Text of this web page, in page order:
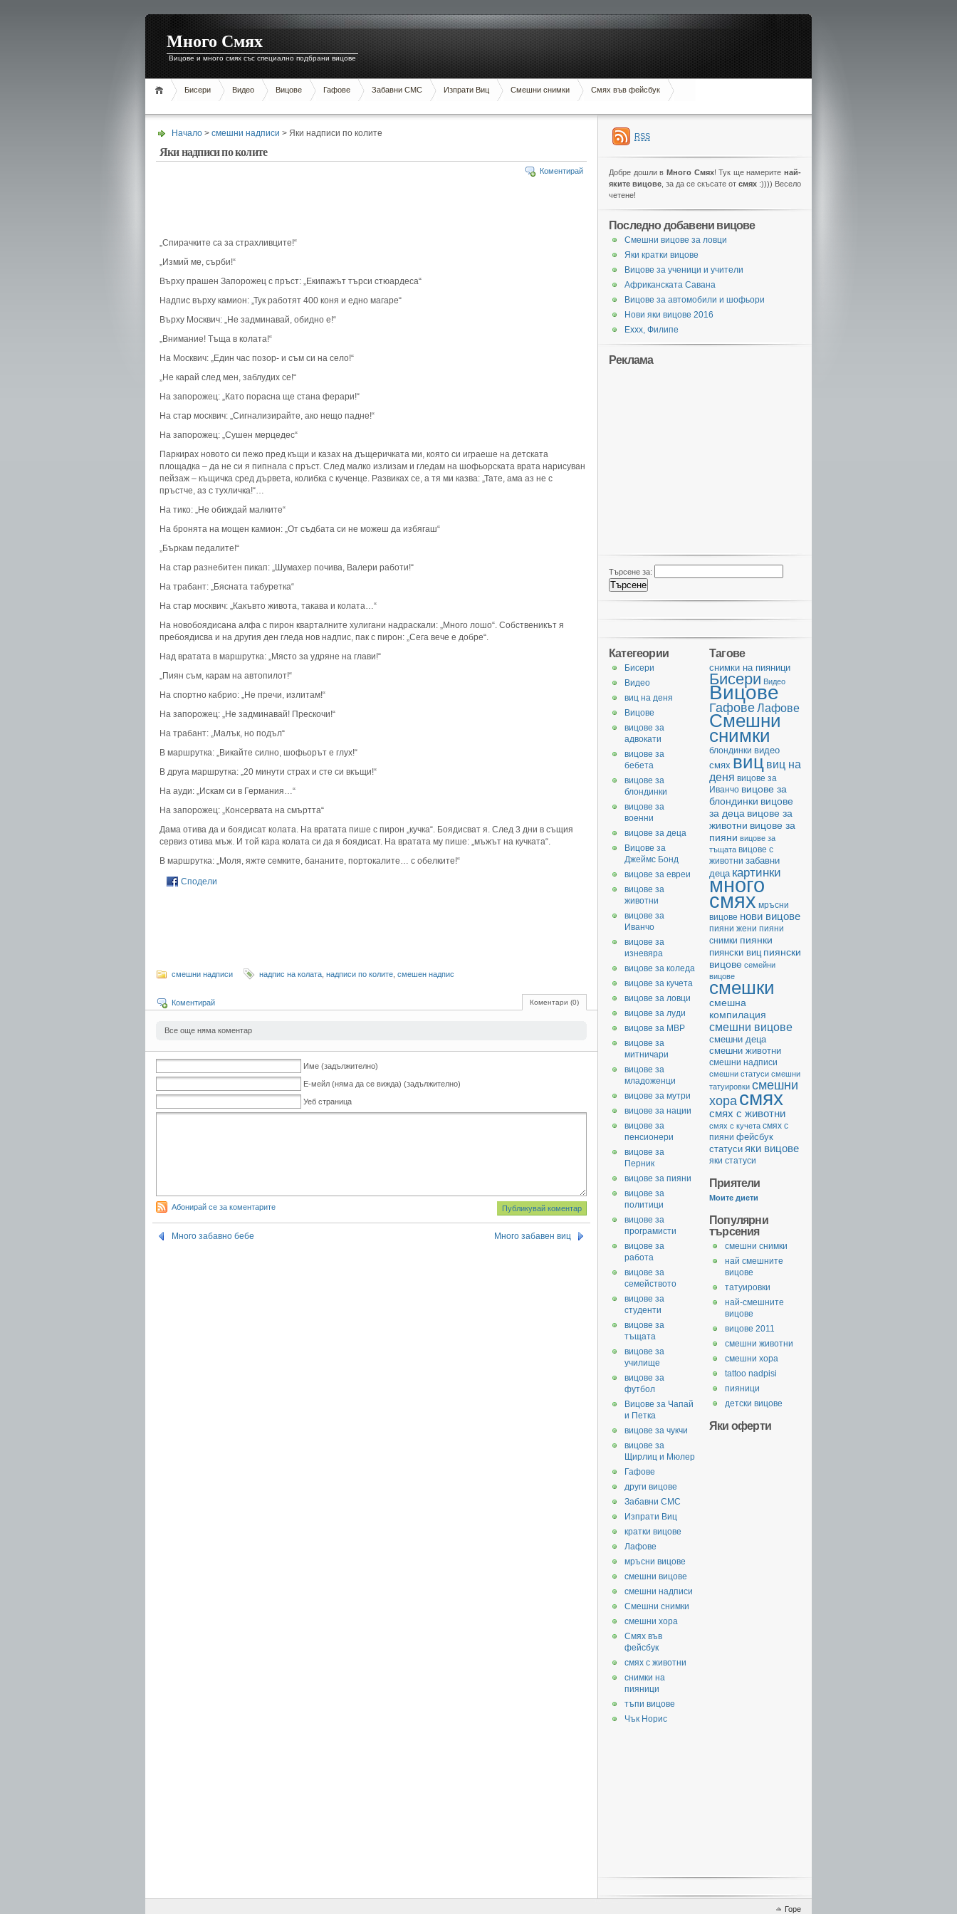
Много Смях
Вицове и много смях със специално подбрани вицове
Бисери Видео Вицове Гафове Забавни СМС Изпрати Виц Смешни снимки Смях във фейсбук
Начало > смешни надписи > Яки надписи по колите
Яки надписи по колите
Коментирай
„Спирачките са за страхливците!“
„Измий ме, сърби!“
Върху прашен Запорожец с пръст: „Екипажът търси стюардеса“
Надпис върху камион: „Тук работят 400 коня и едно магаре“
Върху Москвич: „Не задминавай, обидно е!“
„Внимание! Тъща в колата!“
На Москвич: „Един час позор- и съм си на село!“
„Не карай след мен, заблудих се!“
На запорожец: „Като порасна ще стана ферари!“
На стар москвич: „Сигнализирайте, ако нещо падне!“
На запорожец: „Сушен мерцедес“
Паркирах новото си пежо пред къщи и казах на дъщеричката ми, която си играеше на детската
площадка – да не си я пипнала с пръст. След малко излизам и гледам на шофьорската врата нарисуван
пейзаж – къщичка сред дървета, колибка с кученце. Развиках се, а тя ми казва: „Тате, ама аз не с
пръстче, аз с тухличка!“…
На тико: „Не обиждай малките“
На бронята на мощен камион: „От съдбата си не можеш да избягаш“
„Бъркам педалите!“
На стар разнебитен пикап: „Шумахер почива, Валери работи!“
На трабант: „Бясната табуретка“
На стар москвич: „Какъвто живота, такава и колата…“
На новобоядисана алфа с пирон кварталните хулигани надраскали: „Много лошо“. Собственикът я
пребоядисва и на другия ден гледа нов надпис, пак с пирон: „Сега вече е добре“.
Над вратата в маршрутка: „Място за удряне на глави!“
„Пиян съм, карам на автопилот!“
На спортно кабрио: „Не пречи, излитам!“
На запорожец: „Не задминавай! Прескочи!“
На трабант: „Малък, но подъл“
В маршрутка: „Викайте силно, шофьорът е глух!“
В друга маршрутка: „20 минути страх и сте си вкъщи!“
На ауди: „Искам си в Германия…“
На запорожец: „Консервата на смъртта“
Дама отива да и боядисат колата. На вратата пише с пирон „кучка“. Боядисват я. След 3 дни в същия
сервиз отива мъж. И той кара колата си да я боядисат. На вратата му пише: „мъжът на кучката“.
В маршрутка: „Моля, яжте семките, бананите, портокалите… с обелките!“
Сподели
смешни надписи надпис на колата надписи по колите смешен надпис
Коментари (0)
Коментирай
Все още няма коментар
Име (задължително)
Е-мейл (няма да се вижда) (задължително)
Уеб страница
Абонирай се за коментарите
Много забавно бебе Много забавен виц
RSS
Добре дошли в Много Смях! Тук ще намерите най-
яките вицове , за да се скъсате от смях :)))) Весело
четене!
Последно добавени вицове
Смешни вицове за ловци
Яки кратки вицове
Вицове за ученици и учители
Африканската Савана
Вицове за автомобили и шофьори
Нови яки вицове 2016
Еххх, Филипе
Реклама
Търсене за:
Тагове
cнимки на пияници
Бисери Видео
Вицове
ГафовеЛафове
Смешни
снимки
блондинки видео
смях виц виц на
деня вицове за
Иванчо вицове за
блондинки вицове
за деца вицове за
животни вицове за
пияни вицове за
тъщата вицове с
животни забавни
деца картинки
много
смях мръсни
вицове нови вицове
пияни жени пияни
снимки пиянки
пиянски виц пиянски
вицове семейни
вицове
смешки
смешна
компилация
смешни вицове
смешни деца
смешни животни
смешни надписи
смешни статуси смешни
татуировки смешни
хора смях
смях с животни
смях с кучета смях с
пияни фейсбук
статуси яки вицове
яки статуси
Приятели
Моите диети
Популярни
търсения
смешни снимки
най смешните
вицове
татуировки
най-смешните
вицове
вицове 2011
смешни животни
смешни хора
tattoo nadpisi
пияници
детски вицове
Яки оферти
Категеории
Бисери
Видео
виц на деня
Вицове
вицове за
адвокати
вицове за
бебета
вицове за
блондинки
вицове за
военни
вицове за деца
Вицове за
Джеймс Бонд
вицове за евреи
вицове за
животни
вицове за
Иванчо
вицове за
изневяра
вицове за коледа
вицове за кучета
вицове за ловци
вицове за луди
вицове за МВР
вицове за
митничари
вицове за
младоженци
вицове за мутри
вицове за нации
вицове за
пенсионери
вицове за
Перник
вицове за пияни
вицове за
политици
вицове за
програмисти
вицове за
работа
вицове за
семейството
вицове за
студенти
вицове за
тъщата
вицове за
училище
вицове за
футбол
Вицове за Чапай
и Петка
вицове за чукчи
вицове за
Щирлиц и Мюлер
Гафове
други вицове
Забавни СМС
Изпрати Виц
кратки вицове
Лафове
мръсни вицове
смешни вицове
смешни надписи
Смешни снимки
смешни хора
Смях във
фейсбук
смях с животни
снимки на
пияници
тъпи вицове
Чък Норис
Горе